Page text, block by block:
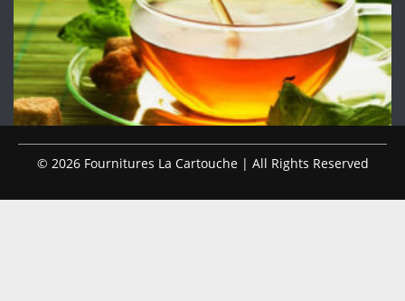
© 2026 Fournitures La Cartouche | All Rights Reserved